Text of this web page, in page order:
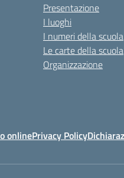
Presentazione
I luoghi
I numeri della scuola
Le carte della scuola
Organizzazione
onlinePrivacy Policy